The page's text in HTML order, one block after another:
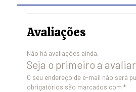
Avaliações
Não há avaliações ainda.
Seja o primeiro a avaliar
O seu endereço de e-mail não será
obrigatórios são marcados com *